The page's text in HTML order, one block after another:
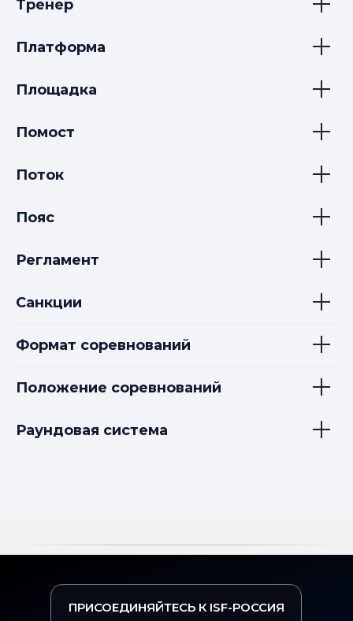
Тренер
Платформа
Площадка
Помост
Поток
Пояс
Регламент
Санкции
Формат соревнований
Положение соревнований
Раундовая система
ПРИСОЕДИНЯЙТЕСЬ К ISF-РОССИЯ